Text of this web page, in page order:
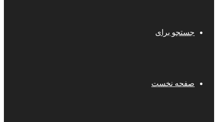
جستجو برای
صفحه نخست